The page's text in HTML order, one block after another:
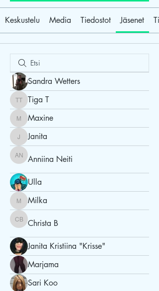
Keskustelu Media Tiedostot Jäsenet
Sandra Wetters
Tiga TTiga T
MaxineMaxine
JanitaJanita
Anniina Neiti
Anniina Neiti
Ulla
MilkaMilka
Christa B
Christa B
Janita Kristiina "Krisse"
Marjama
Sari Koo